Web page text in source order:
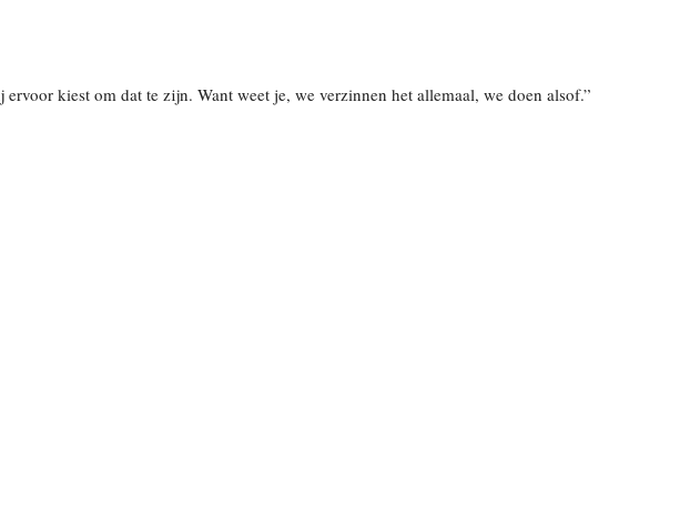
kiest om dat te zijn. Want weet je, we verzinnen het allemaal, we doen alsof.”